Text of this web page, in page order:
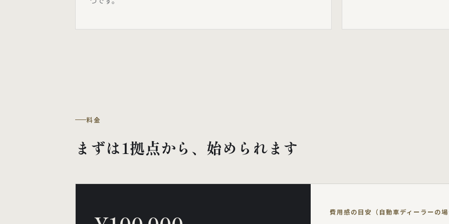
料金
まずは1拠点から、始められます
費用感の目安（自動車ディーラーの